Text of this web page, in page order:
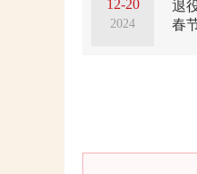
12-20
2024
退
春